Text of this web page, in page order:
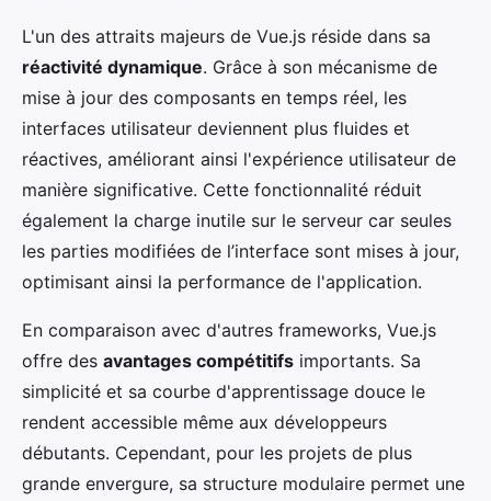
L'un des attraits majeurs de Vue.js réside dans sa
réactivité dynamique. Grâce à son mécanisme de
mise à jour des composants en temps réel, les
interfaces utilisateur deviennent plus fluides et
réactives, améliorant ainsi l'expérience utilisateur de
manière significative. Cette fonctionnalité réduit
également la charge inutile sur le serveur car seules
les parties modifiées de l’interface sont mises à jour,
optimisant ainsi la performance de l'application.
En comparaison avec d'autres frameworks, Vue.js
offre des avantages compétitifs importants. Sa
simplicité et sa courbe d'apprentissage douce le
rendent accessible même aux développeurs
débutants. Cependant, pour les projets de plus
grande envergure, sa structure modulaire permet une